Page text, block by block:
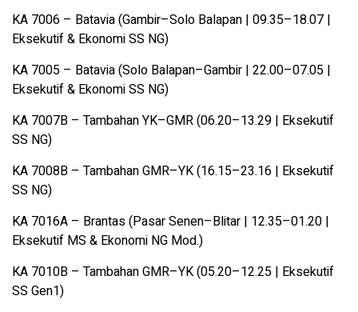
KA 7006 – Batavia (Gambir–Solo Balapan | 09.35–18.07 |
Eksekutif & Ekonomi SS NG)
KA 7005 – Batavia (Solo Balapan–Gambir | 22.00–07.05 |
Eksekutif & Ekonomi SS NG)
KA 7007B – Tambahan YK–GMR (06.20–13.29 | Eksekutif
SS NG)
KA 7008B – Tambahan GMR–YK (16.15–23.16 | Eksekutif
SS NG)
KA 7016A – Brantas (Pasar Senen–Blitar | 12.35–01.20 |
Eksekutif MS & Ekonomi NG Mod.)
KA 7010B – Tambahan GMR–YK (05.20–12.25 | Eksekutif
SS Gen1)